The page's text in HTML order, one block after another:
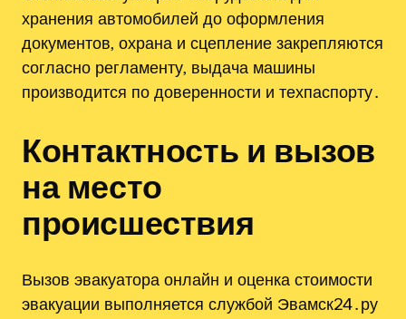
хранения автомобилей до оформления
документов‚ охрана и сцепление закрепляются
согласно регламенту‚ выдача машины
производится по доверенности и техпаспорту․
Контактность и вызов
на место
происшествия
Вызов эвакуатора онлайн и оценка стоимости
эвакуации выполняется службой Эвамск24․ру